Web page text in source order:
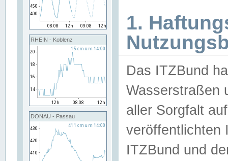
RHEIN - Koblenz
DONAU - Passau
1.
Das ITZBund
Wasserstraßen
aller Sorgfalt
veröffentlichten
ITZBund und